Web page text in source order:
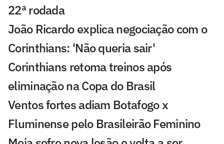
22ª rodada
João Ricardo explica negociação com o
Corinthians: 'Não queria sair'
Corinthians retoma treinos após
eliminação na Copa do Brasil
Ventos fortes adiam Botafogo x
Fluminense pelo Brasileirão Feminino